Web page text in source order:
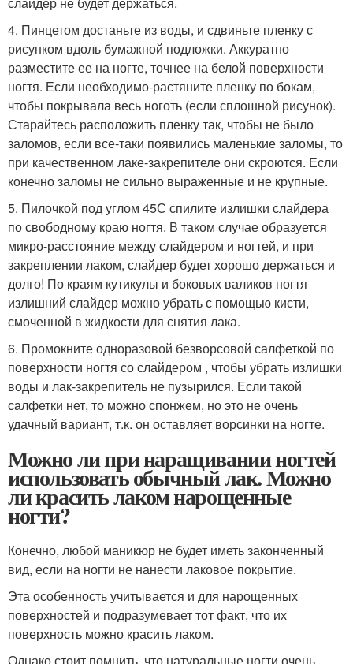
4. Пинцетом достаньте из воды, и сдвиньте пленку с
рисунком вдоль бумажной подложки. Аккуратно
разместите ее на ногте, точнее на белой поверхности
ногтя. Если необходимо-растяните пленку по бокам,
чтобы покрывала весь ноготь (если сплошной рисунок).
Старайтесь расположить пленку так, чтобы не было
заломов, если все-таки появились маленькие заломы, то
при качественном лаке-закрепителе они скроются. Если
конечно заломы не сильно выраженные и не крупные.
5. Пилочкой под углом 45С спилите излишки слайдера
по свободному краю ногтя. В таком случае образуется
микро-расстояние между слайдером и ногтей, и при
закреплении лаком, слайдер будет хорошо держаться и
долго! По краям кутикулы и боковых валиков ногтя
излишний слайдер можно убрать с помощью кисти,
смоченной в жидкости для снятия лака.
6. Промокните одноразовой безворсовой салфеткой по
поверхности ногтя со слайдером , чтобы убрать излишки
воды и лак-закрепитель не пузырился. Если такой
салфетки нет, то можно спонжем, но это не очень
удачный вариант, т.к. он оставляет ворсинки на ногте.
Можно ли при наращивании ногтей
использовать обычный лак. Можно
ли красить лаком нарощенные
ногти?
Конечно, любой маникюр не будет иметь законченный
вид, если на ногти не нанести лаковое покрытие.
Эта особенность учитывается и для нарощенных
поверхностей и подразумевает тот факт, что их
поверхность можно красить лаком.